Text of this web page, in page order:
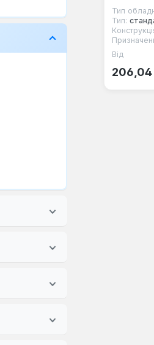
Тип
Тип:
Від
206,04